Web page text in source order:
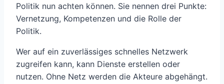
Politik nun achten können. Sie nennen drei Punkte:
Vernetzung, Kompetenzen und die Rolle der
Politik.
Wer auf ein zuverlässiges schnelles Netzwerk
zugreifen kann, kann Dienste erstellen oder
nutzen. Ohne Netz werden die Akteure abgehängt.